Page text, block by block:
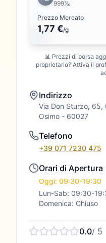
999‰
Prezzo Mercato
1,77 €/g
📊 Prezzi di borsa
proprietario? Attiva il
Indirizzo
Via Don Sturzo, 65,
Osimo - 60027
Telefono
+39 071 7230 475
Orari di Apertura
Oggi: 09:30-19:30
Lun-Sab: 09:30-
Domenica: Chiuso
0.0/ 5